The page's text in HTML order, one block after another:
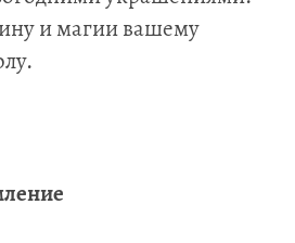
и магии вашему